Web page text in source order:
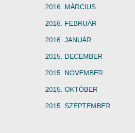
2016. MÁRCIUS
2016. FEBRUÁR
2016. JANUÁR
2015. DECEMBER
2015. NOVEMBER
2015. OKTÓBER
2015. SZEPTEMBER